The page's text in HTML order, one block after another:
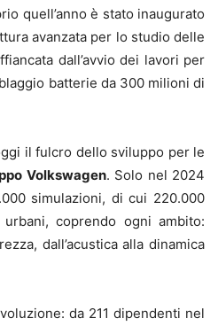
quell’anno è stato inaugurato
avanzata per lo studio delle
dall’avvio dei lavori per
batterie da 300 milioni di
il fulcro dello sviluppo per le
Volkswagen. Solo nel 2024
simulazioni, di cui 220.000
coprendo ogni ambito:
dall’acustica alla dinamica
da 211 dipendenti nel